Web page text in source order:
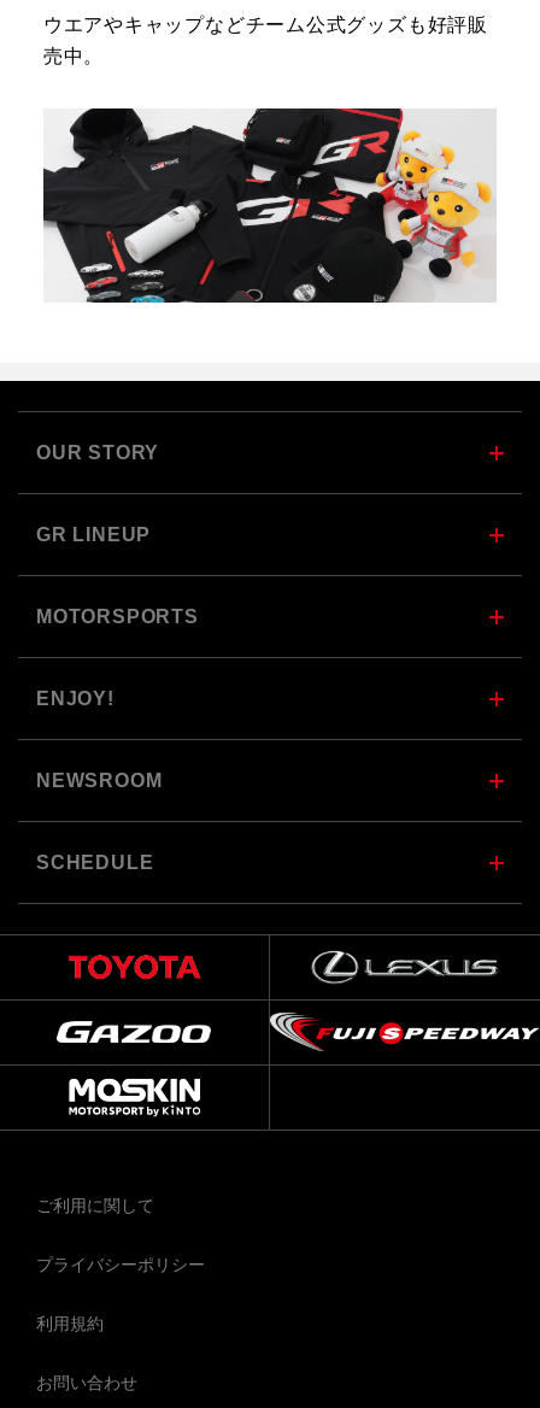
ウエアやキャップなどチーム公式グッズも好評販
売中。
OUR STORY
GR LINEUP
MOTORSPORTS
ENJOY!
NEWSROOM
SCHEDULE
ご利用に関して
プライバシーポリシー
利用規約
お問い合わせ